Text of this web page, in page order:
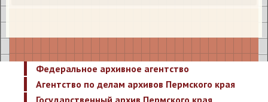
Федеральное архивное агентство
Агентство по делам архивов Пермского края
Государственный архив Пермского края